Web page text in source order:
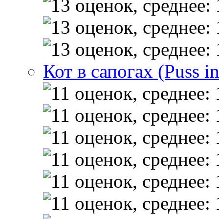
Кот в сапогах (Puss